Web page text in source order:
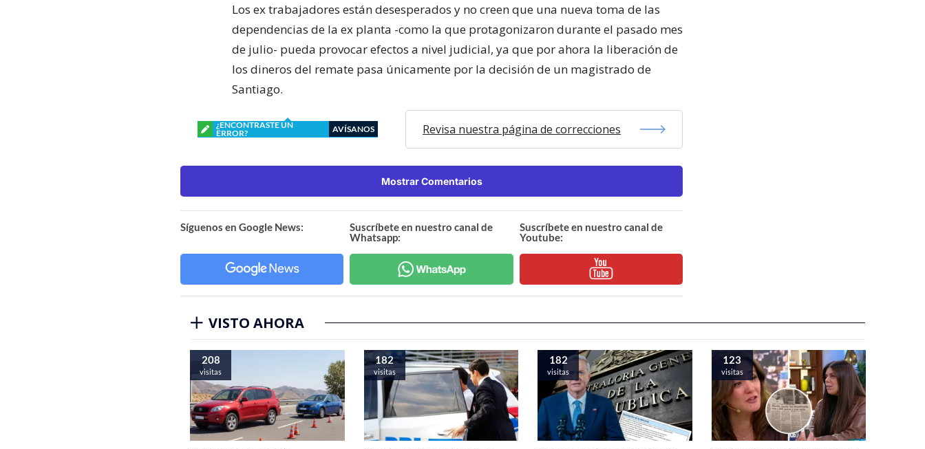
Los ex trabajadores están desesperados y no creen que una nueva toma de las
dependencias de la ex planta -como la que protagonizaron durante el pasado mes
de julio- pueda provocar efectos a nivel judicial, ya que por ahora la liberación de
los dineros del remate pasa únicamente por la decisión de un magistrado de
Santiago.
¿ENCONTRASTE UN
ERROR?
AVÍSANOS Revisa nuestra página de correcciones
Mostrar Comentarios
Síguenos en Google News:
Suscríbete en nuestro canal de
Whatsapp:
Suscríbete en nuestro canal de
Youtube:
VISTO AHORA
208
visitas
182
visitas
182
visitas
123
visitas